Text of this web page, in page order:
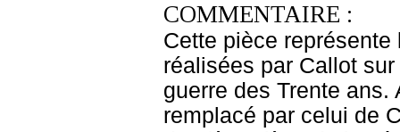
COMMENTAIRE :
Cette pièce
réalisées par Callot
guerre des Trente
remplacé par celui de